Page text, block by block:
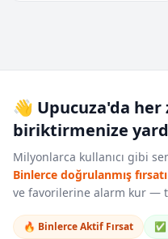
👋 Upucuza'da
biriktirmenize
Milyonlarca kullanıcı gibi
Binlerce doğrulanmış fırsatı
ve favorilerine alarm kur —
🔥 Binlerce Aktif Fırsat